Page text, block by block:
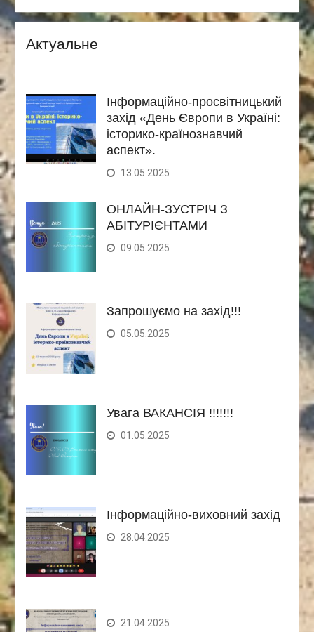
Актуальне
Інформаційно-просвітницький
захід «День Європи в Україні:
історико-країнознавчий
аспект».
13.05.2025
ОНЛАЙН-ЗУСТРІЧ З
АБІТУРІЄНТАМИ
09.05.2025
Запрошуємо на захід!!!
05.05.2025
Увага ВАКАНСІЯ !!!!!!!
01.05.2025
Інформаційно-виховний захід
28.04.2025
21.04.2025